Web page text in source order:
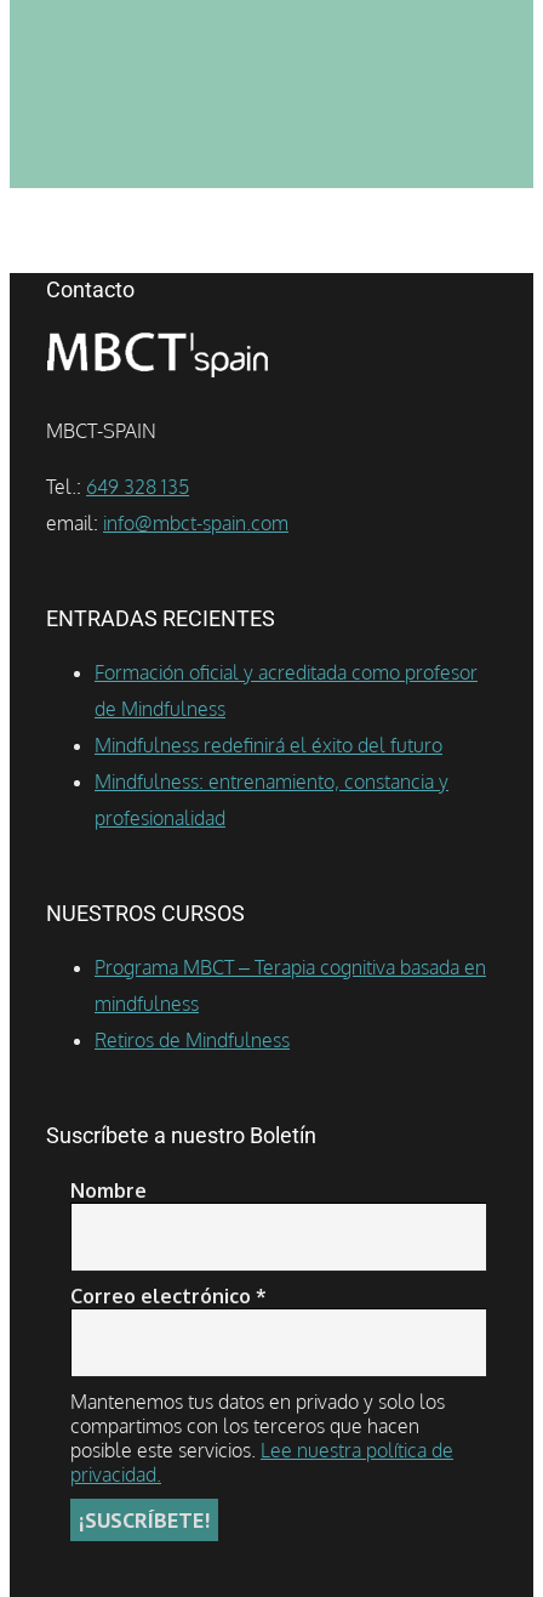
Contacto
MBCT-SPAIN
Tel.: 649 328 135
email: info@mbct-spain.com
ENTRADAS RECIENTES
Formación oficial y acreditada como profesor
de Mindfulness
Mindfulness redefinirá el éxito del futuro
Mindfulness: entrenamiento, constancia y
profesionalidad
NUESTROS CURSOS
Programa MBCT – Terapia cognitiva basada en
mindfulness
Retiros de Mindfulness
Suscríbete a nuestro Boletín
Nombre
Correo electrónico *
Mantenemos tus datos en privado y solo los
compartimos con los terceros que hacen
posible este servicios. Lee nuestra política de
privacidad.